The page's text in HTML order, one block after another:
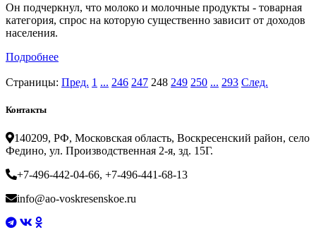
Он подчеркнул, что молоко и молочные продукты - товарная
категория, спрос на которую существенно зависит от доходов
населения.
Подробнее
Страницы: Пред. 1 ... 246 247 248 249 250 ... 293 След.
Контакты
140209, РФ, Московская область, Воскресенский район, село
Федино, ул. Производственная 2-я, зд. 15Г.
+7-496-442-04-66, +7-496-441-68-13
info@ao-voskresenskoe.ru